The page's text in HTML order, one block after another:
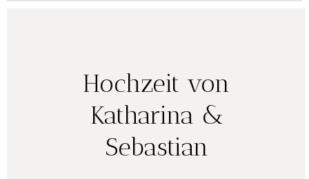
Hochzeit von
Katharina &
Sebastian